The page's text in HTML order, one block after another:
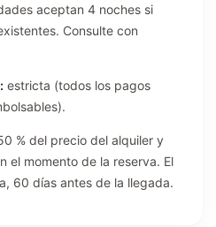
aceptan 4 noches si
Consulte con
estricta (todos los pagos
% del precio del alquiler y
el momento de la reserva. El
60 días antes de la llegada.